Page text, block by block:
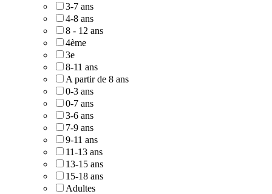
3-7 ans
4-8 ans
8 - 12 ans
4ème
3e
8-11 ans
A partir de 8 ans
0-3 ans
0-7 ans
3-6 ans
7-9 ans
9-11 ans
11-13 ans
13-15 ans
15-18 ans
Adultes